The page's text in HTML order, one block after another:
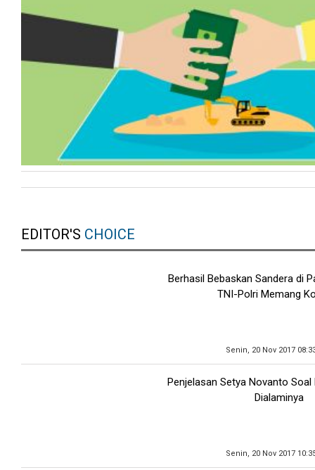
EDITOR'S CHOICE
Berhasil Bebaskan Sandera di
TNI-Polri Memang
Senin, 20 Nov 2017
Penjelasan Setya Novanto Soal
Dialaminya
Senin, 20 Nov 2017